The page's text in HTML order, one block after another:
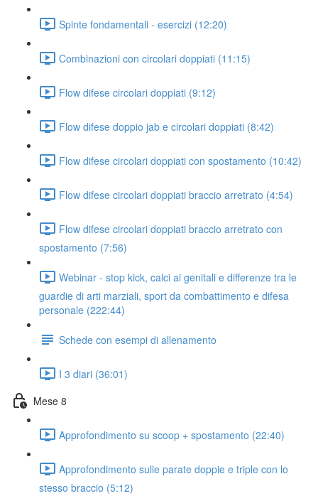
Spinte fondamentali - esercizi (12:20)
Combinazioni con circolari doppiati (11:15)
Flow difese circolari doppiati (9:12)
Flow difese doppio jab e circolari doppiati (8:42)
Flow difese circolari doppiati con spostamento (10:42)
Flow difese circolari doppiati braccio arretrato (4:54)
Flow difese circolari doppiati braccio arretrato con
spostamento (7:56)
Webinar - stop kick, calci ai genitali e differenze tra le
guardie di arti marziali, sport da combattimento e difesa
personale (222:44)
Schede con esempi di allenamento
I 3 diari (36:01)
Mese 8
Approfondimento su scoop + spostamento (22:40)
Approfondimento sulle parate doppie e triple con lo
stesso braccio (5:12)